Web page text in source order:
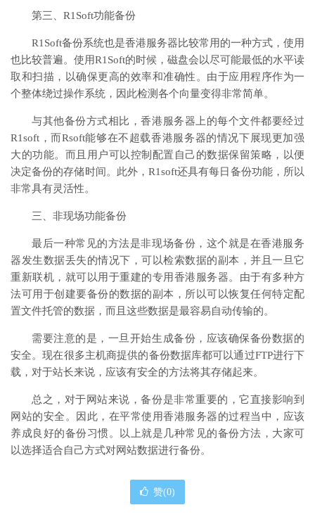
第三、R1Soft功能备份
R1Soft备份系统也是香港服务器比较常用的一种方式，使用
也比较普遍。使用R1Soft的时候，磁盘会以尽可能最低的水平读
取和扫描，以确保更高的效率和准确性。由于应用程序作为一
个整体绕过操作系统，因此检测各个向量变得非常简单。
与其他备份方式相比，香港服务器上的每个文件都要经过
R1soft，而Rsoft能够在不超载香港服务器的情况下展现更加强
大的功能。而且用户可以控制配置自己的数据保留策略，以便
决定备份的存储时间。此外，R1soft还具有每日备份功能，所以
非常具有灵活性。
三、非现场功能备份
最后一种常见的方法是非现场备份，这个就是在香港服务
器发生数据丢失的情况下，可以检索数据的副本，并且一旦它
重新联机，就可以用于重建的专用香港服务器。由于有多种方
法可用于创建要备份的数据的副本，所以可以恢复任何特定配
置文件托管的数据，而且这些数据是最容易自动传输的。
需要注意的是，一旦开始生成备份，应该确保备份数据的
安全。现在很多主机商提供的备份数据库都可以通过FTP进行下
载，对于站长来说，应该有安全的方法将其存储起来。
总之，对于网站来说，备份是非常重要的，它直接影响到
网站的安全。因此，在平常使用香港服务器的过程当中，应该
养成良好的备份习惯。以上就是几种常见的备份方法，大家可
以选择适合自己方式对网站数据进行备份。
赞(0)